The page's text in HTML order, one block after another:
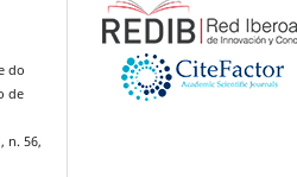
do
de
n. 56,